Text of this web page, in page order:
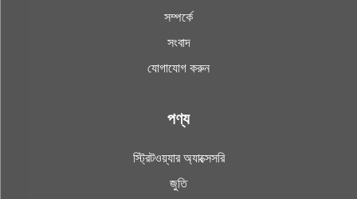
সম্পর্কে
সংবাদ
যোগাযোগ করুন
পণ্য
স্ট্রিটওয়্যার অ্যাক্সেসরি
জুতি